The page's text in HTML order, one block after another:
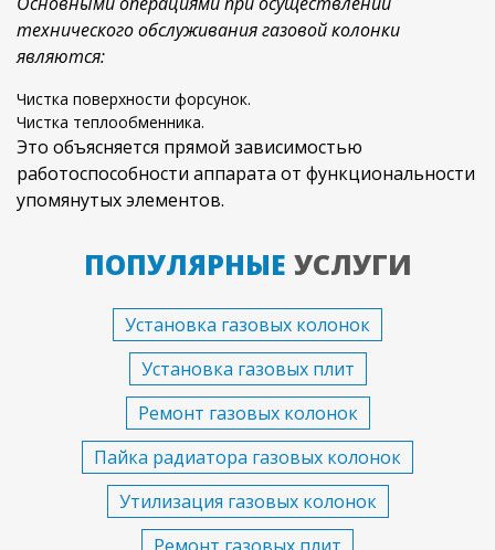
технического обслуживания газовой колонки
являются:
Чистка поверхности форсунок.
Чистка теплообменника.
Это объясняется прямой зависимостью
работоспособности аппарата от функциональности
упомянутых элементов.
ПОПУЛЯРНЫЕ УСЛУГИ
Установка газовых колонок
Установка газовых плит
Ремонт газовых колонок
Пайка радиатора газовых колонок
Утилизация газовых колонок